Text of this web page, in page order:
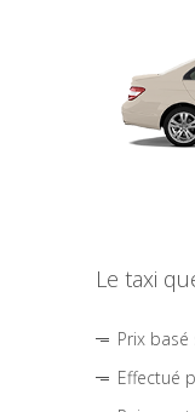
Le taxi
Prix
Effectué